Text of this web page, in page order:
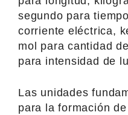
segundo para
corriente eléctrica,
mol para cantidad
para intensidad de
Las unidades
para la formación